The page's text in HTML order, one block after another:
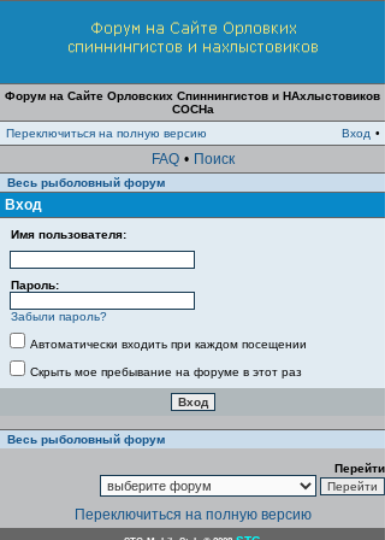
Форум на Сайте Орловских Спиннингистов и НАхлыстовиков
СОСНа
Переключиться на полную версию
Вход •
FAQ • Поиск
Весь рыболовный форум
Вход
Имя пользователя:
Пароль:
Забыли пароль?
Автоматически входить при каждом посещении
Скрыть мое пребывание на форуме в этот раз
Весь рыболовный форум
Перейти
Переключиться на полную версию